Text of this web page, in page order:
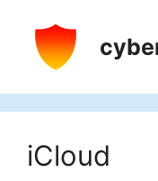
contenido
iCloud